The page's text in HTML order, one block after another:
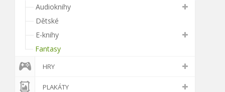
Audioknihy
Dětské
E-knihy
Fantasy
HRY
PLAKÁTY